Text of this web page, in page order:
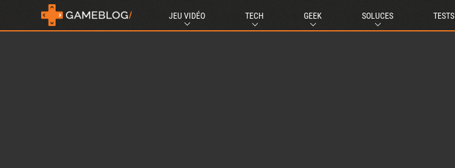
JEU VIDÉO TECH GEEK SOLUCES TESTS